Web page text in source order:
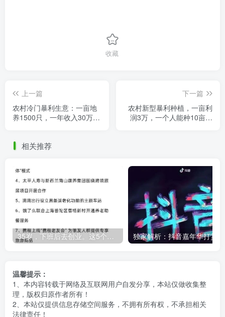
收藏
上一篇
农村冷门暴利生意：一亩地
养1500只，一年收入30万，
下一篇
农村新型暴利种植，一亩利
润3万，一个人能种10亩，
相关推荐
温馨提示：
1、本内容转载于网络及互联网用户自发分享，本站仅做收集整
理，版权归原作者所有！
2、本站仅提供信息存储空间服务，不拥有所有权，不承担相关
法律责任！